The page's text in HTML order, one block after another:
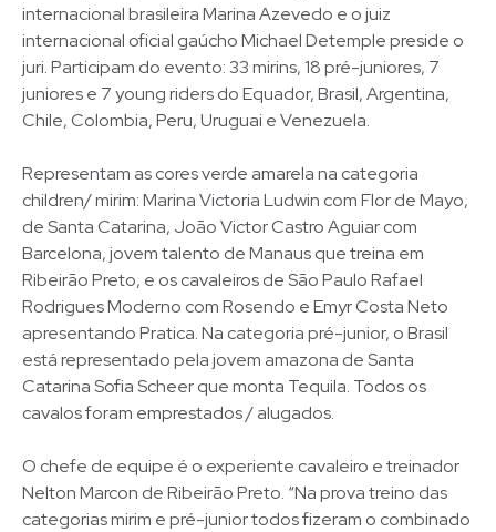
internacional brasileira Marina Azevedo e o juiz
internacional oficial gaúcho Michael Detemple preside o
juri. Participam do evento: 33 mirins, 18 pré-juniores, 7
juniores e 7 young riders do Equador, Brasil, Argentina,
Chile, Colombia, Peru, Uruguai e Venezuela.
Representam as cores verde amarela na categoria
children/ mirim: Marina Victoria Ludwin com Flor de Mayo,
de Santa Catarina, João Victor Castro Aguiar com
Barcelona, jovem talento de Manaus que treina em
Ribeirão Preto, e os cavaleiros de São Paulo Rafael
Rodrigues Moderno com Rosendo e Emyr Costa Neto
apresentando Pratica. Na categoria pré-junior, o Brasil
está representado pela jovem amazona de Santa
Catarina Sofia Scheer que monta Tequila. Todos os
cavalos foram emprestados / alugados.
O chefe de equipe é o experiente cavaleiro e treinador
Nelton Marcon de Ribeirão Preto. “Na prova treino das
categorias mirim e pré-junior todos fizeram o combinado